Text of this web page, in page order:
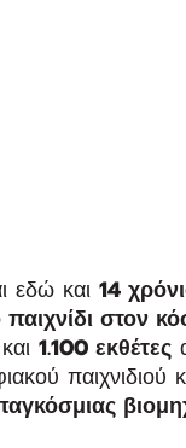
εδώ και 14
στον
και 1.100 εκθέτες